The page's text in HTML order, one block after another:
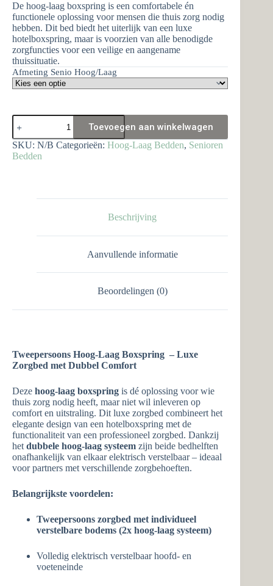
De hoog-laag boxspring is een comfortabele én
functionele oplossing voor mensen die thuis zorg nodig
hebben. Dit bed biedt het uiterlijk van een luxe
hotelboxspring, maar is voorzien van alle benodigde
zorgfuncties voor een veilige en aangename
thuissituatie.
Afmeting Senio Hoog/Laag
Senior
Hoog/Laag
Tweepersoons
Boxspring
aantal
Toevoegen aan winkelwagen
SKU: N/B Categorieën: Hoog-Laag Bedden, Senioren
Bedden
Beschrijving
Aanvullende informatie
Beoordelingen (0)
Tweepersoons Hoog-Laag Boxspring – Luxe
Zorgbed met Dubbel Comfort
Deze hoog-laag boxspring is dé oplossing voor wie
thuis zorg nodig heeft, maar niet wil inleveren op
comfort en uitstraling. Dit luxe zorgbed combineert het
elegante design van een hotelboxspring met de
functionaliteit van een professioneel zorgbed. Dankzij
het dubbele hoog-laag systeem zijn beide bedhelften
onafhankelijk van elkaar elektrisch verstelbaar – ideaal
voor partners met verschillende zorgbehoeften.
Belangrijkste voordelen:
Tweepersoons zorgbed met individueel
verstelbare bodems (2x hoog-laag systeem)
Volledig elektrisch verstelbaar hoofd- en
voeteneinde